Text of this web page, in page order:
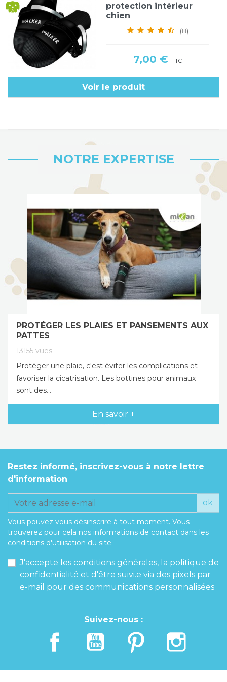
protection intérieur
chien
(8)
Prix
7,00 € TTC
Voir le produit
NOTRE EXPERTISE
PROTÉGER LES PLAIES ET PANSEMENTS AUX
PATTES
13155 vues
Protéger une plaie, c'est éviter les complications et
favoriser la cicatrisation. Les bottines pour animaux
sont des...
En savoir +
Restez informé, inscrivez-vous à notre lettre
d'information
ok
Vous pouvez vous désinscrire à tout moment. Vous
trouverez pour cela nos informations de contact dans les
conditions d'utilisation du site.
J'accepte les conditions générales, la politique de
confidentialité et d'être suivi.e via des pixels par
e-mail pour des communications personnalisées
Suivez-nous :